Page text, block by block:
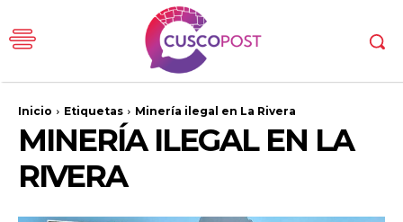
Inicio Etiquetas Minería ilegal en La Rivera
MINERÍA ILEGAL EN LA
RIVERA